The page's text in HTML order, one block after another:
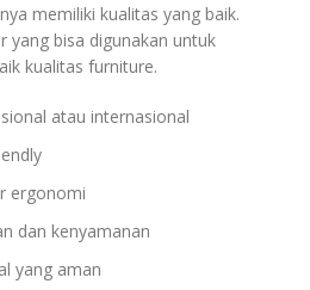
memiliki kualitas yang baik.
yang bisa digunakan untuk
kualitas furniture.
atau internasional
ergonomi
dan kenyamanan
yang aman